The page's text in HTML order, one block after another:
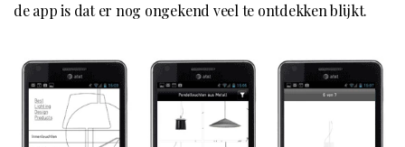
de app is dat er nog ongekend veel te ontdekken blijkt.